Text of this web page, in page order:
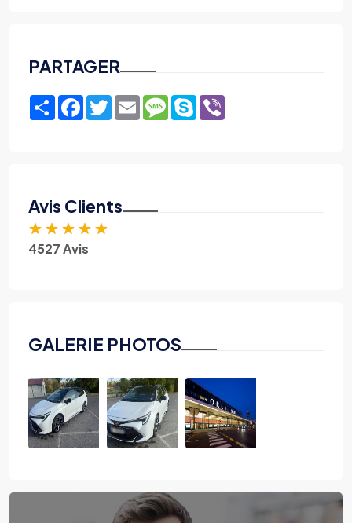
PARTAGER
ShareFacebook
TwitterEmailMessage
Skype
Avis Clients
★ ★ ★ ★ ★
4527 Avis
GALERIE PHOTOS